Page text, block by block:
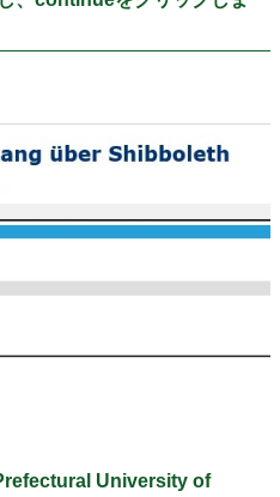
University of